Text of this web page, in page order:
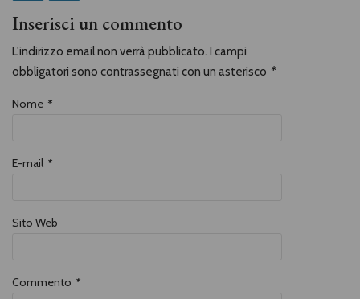
Inserisci un commento
L'indirizzo email non verrà pubblicato. I campi
obbligatori sono contrassegnati con un asterisco *
Nome *
E-mail *
Sito Web
Commento *